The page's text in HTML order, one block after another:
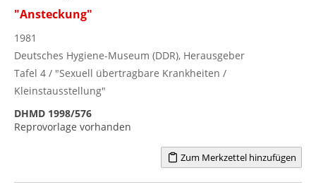
"Ansteckung"
1981
Deutsches Hygiene-Museum (DDR), Herausgeber
Tafel 4 / "Sexuell übertragbare Krankheiten /
Kleinstausstellung"
DHMD 1998/576
Reprovorlage vorhanden
Zum Merkzettel hinzufügen